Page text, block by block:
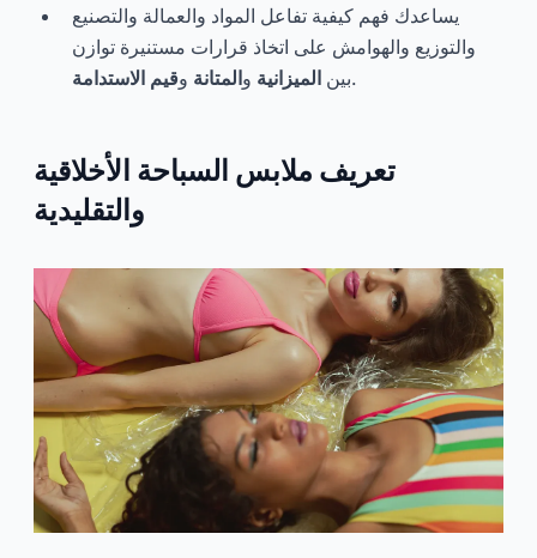
يساعدك فهم كيفية تفاعل المواد والعمالة والتصنيع
والتوزيع والهوامش على اتخاذ قرارات مستنيرة توازن
بين الميزانية والمتانة وقيم الاستدامة .
تعريف ملابس السباحة الأخلاقية
والتقليدية